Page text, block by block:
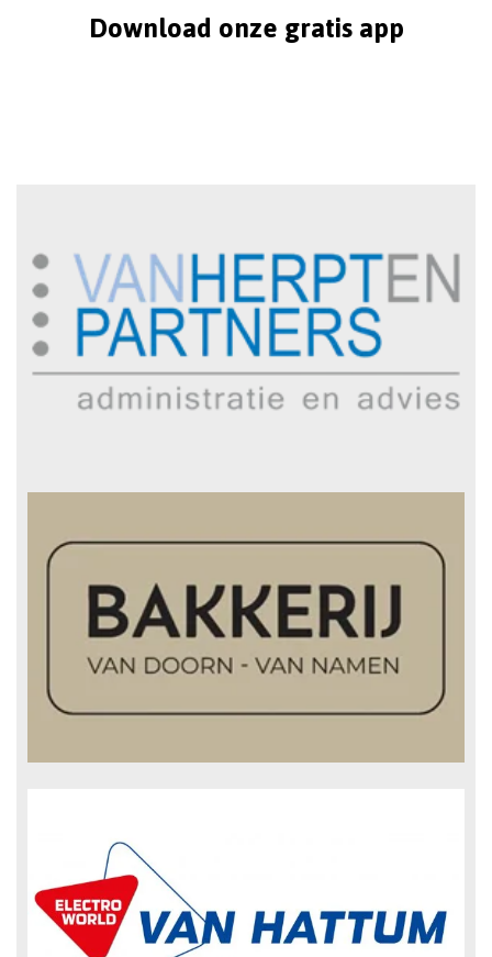
Download onze gratis app